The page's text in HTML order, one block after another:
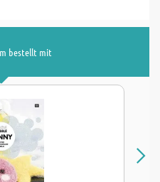
bestellt mit